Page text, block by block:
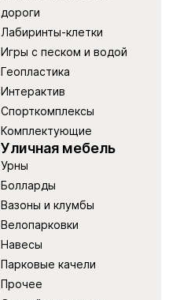
дороги
Лабиринты-клетки
Игры с песком и водой
Геопластика
Интерактив
Спорткомплексы
Комплектующие
Уличная мебель
Урны
Болларды
Вазоны и клумбы
Велопарковки
Навесы
Парковые качели
Прочее